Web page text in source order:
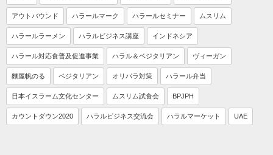
アウトバウンド ハラールマーク ハラールセミナー ムスリム
ハラールラーメン ハラルビジネス講座 インドネシア
ハラール対応食普及促進事業 ハラル＆ベジタリアン ヴィーガン
麵屋帆のる ベジタリアン オリパラ対策 ハラール弁当
日本イスラーム文化センター ムスリム試食会 BPJPH
カウントダウン2020 ハラルビジネス交流会 ハラルマーケット UAE